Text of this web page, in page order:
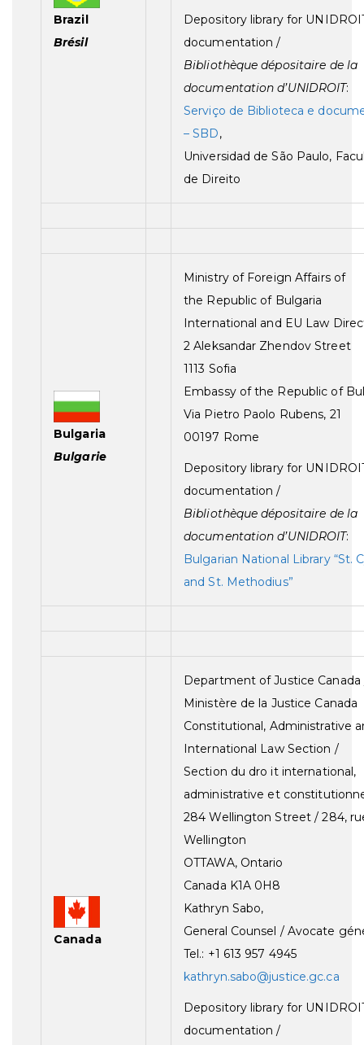
Brazil
Brésil
Depository library for
documentation /
Bibliothèque dépositaire de la
documentation d’UNIDROIT:
Serviço de Biblioteca e
– SBD,
Universidad de São Paulo,
de Direito
Bulgaria
Bulgarie
Ministry of Foreign Affairs of
the Republic of Bulgaria
International and EU Law
2 Aleksandar Zhendov Street
1113 Sofia
Embassy of the Republic of
Via Pietro Paolo Rubens, 21
00197 Rome
Depository library for
documentation /
Bibliothèque dépositaire de la
documentation d’UNIDROIT:
Bulgarian National Library “St.
and St. Methodius”
Canada
Department of Justice Canada
Ministère de la Justice Canada
Constitutional, Administrative
International Law Section /
Section du dro it international,
administrative et
284 Wellington Street / 284,
Wellington
OTTAWA, Ontario
Canada K1A 0H8
Kathryn Sabo,
General Counsel / Avocate
Tel.: +1 613 957 4945
kathryn.sabo@justice.gc.ca
Depository library for
documentation /